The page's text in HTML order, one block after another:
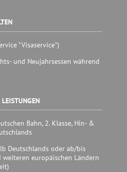
"Visaservice")
und Neujahrsessen während
Bahn, 2. Klasse, Hin- &
Deutschlands oder ab/bis
weiteren europäischen Ländern